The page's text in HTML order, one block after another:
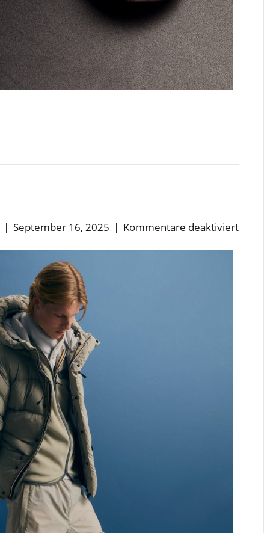
| September 16, 2025 | Kommentare deaktiviertfür